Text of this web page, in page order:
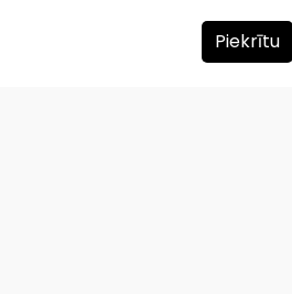
Par mums
Piekrītu